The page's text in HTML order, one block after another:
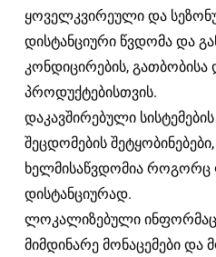
ყოველკვირეული და
დისტანციური წვდომა და
კონდიცირების, გათბობისა
პროდუქტებისთვის.
დაკავშირებული
შეცდომების
ხელმისაწვდომია
დისტანციურად.
ლოკალიზებული
მიმდინარე მონაცემები და